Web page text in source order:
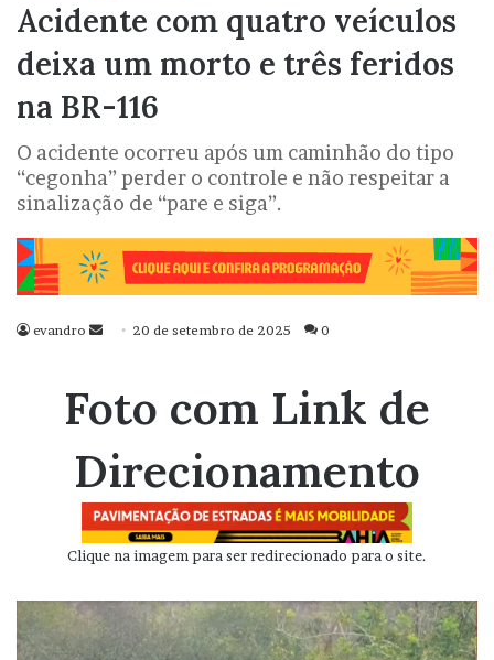
Acidente com quatro veículos
deixa um morto e três feridos
na BR-116
O acidente ocorreu após um caminhão do tipo
“cegonha” perder o controle e não respeitar a
sinalização de “pare e siga”.
evandro
Mande
mail
20 de setembro de 2025 0
Foto com Link de
Direcionamento
Clique na imagem para ser redirecionado para o site.